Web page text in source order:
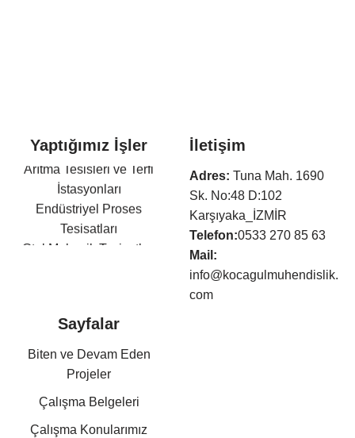
Yaptığımız İşler
Arıtma Tesisleri ve Terfi
İstasyonları
Endüstriyel Proses
Tesisatları
Otel Mekanik Tesisatları
Sıhhi Tesisat ve Yangın
Tesisatları
Kazan Dairesi Tesisatları
Kat Kaloriferi Tesisatları
İletişim
Adres: Tuna Mah. 1690
Sk. No:48 D:102
Karşıyaka_İZMİR
Telefon:0533 270 85 63
Mail:
info@kocagulmuhendislik.
com
Sayfalar
Biten ve Devam Eden
Projeler
Çalışma Belgeleri
Çalışma Konularımız